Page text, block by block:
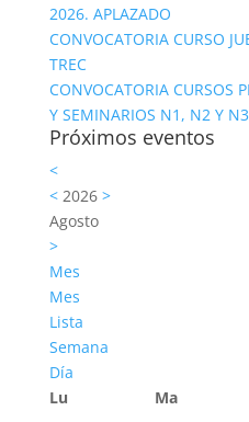
2026. APLAZADO
CONVOCATORIA CURSO
TREC
CONVOCATORIA CURSOS
Y SEMINARIOS N1, N2 Y
Próximos eventos
<
<2026 >
Agosto
>
Mes
Mes
Lista
Semana
Día
Lu
Ma